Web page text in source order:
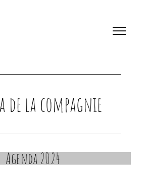
de la compagnie
Agenda 2024